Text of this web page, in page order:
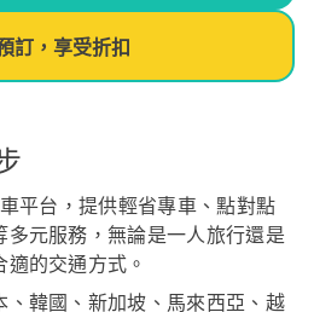
訂，享受折扣
平台，提供輕省專車、點對點
元服務，無論是一人旅行還是
的交通方式。
、韓國、新加坡、馬來西亞、越